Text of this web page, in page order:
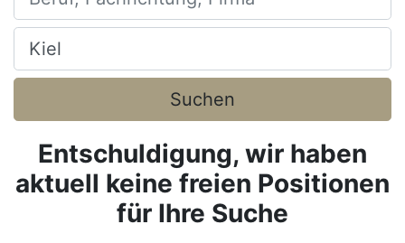
Ort, Stadt
Suchen
Entschuldigung, wir haben
aktuell keine freien Positionen
für Ihre Suche